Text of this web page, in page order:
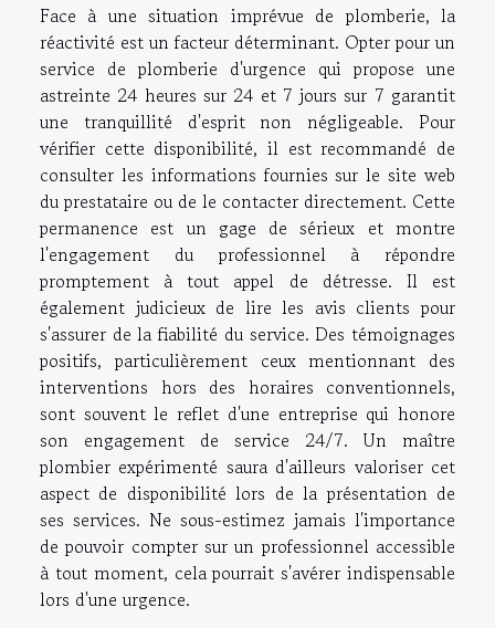
Face à une situation imprévue de plomberie, la
réactivité est un facteur déterminant. Opter pour un
service de plomberie d'urgence qui propose une
astreinte 24 heures sur 24 et 7 jours sur 7 garantit
une tranquillité d'esprit non négligeable. Pour
vérifier cette disponibilité, il est recommandé de
consulter les informations fournies sur le site web
du prestataire ou de le contacter directement. Cette
permanence est un gage de sérieux et montre
l'engagement du professionnel à répondre
promptement à tout appel de détresse. Il est
également judicieux de lire les avis clients pour
s'assurer de la fiabilité du service. Des témoignages
positifs, particulièrement ceux mentionnant des
interventions hors des horaires conventionnels,
sont souvent le reflet d'une entreprise qui honore
son engagement de service 24/7. Un maître
plombier expérimenté saura d'ailleurs valoriser cet
aspect de disponibilité lors de la présentation de
ses services. Ne sous-estimez jamais l'importance
de pouvoir compter sur un professionnel accessible
à tout moment, cela pourrait s'avérer indispensable
lors d'une urgence.